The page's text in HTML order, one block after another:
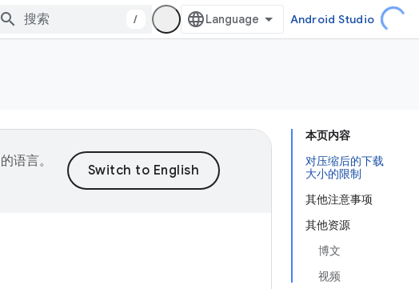
/ Android Studio
本页内容
对压缩后的下载
大小的限制
其他注意事项
其他资源
博文
视频
语言。